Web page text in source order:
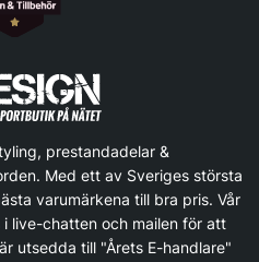
prestandadelar &
Med ett av Sveriges största
varumärkena till bra pris. Vår
live-chatten och mailen för att
utsedda till "Årets E-handlare"